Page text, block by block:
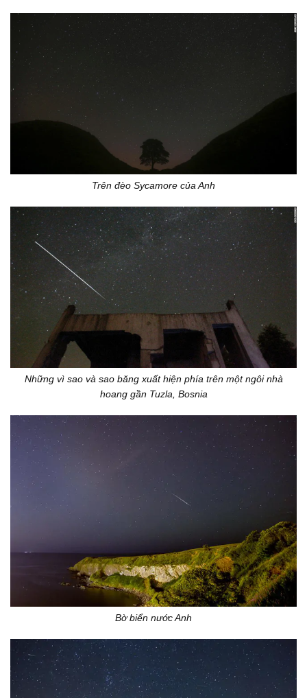
Trên đèo Sycamore của Anh
Những vì sao và sao băng xuất hiện phía trên một ngôi nhà
hoang gần Tuzla, Bosnia
Bờ biển nước Anh